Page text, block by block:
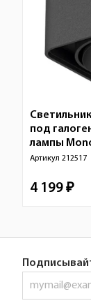
под
лампы
Артикул 212517
4 199 ₽